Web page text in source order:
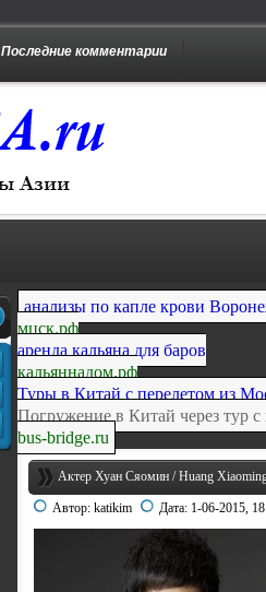
Последние комментарии
анализы по капле крови
мцск.рф
аренда кальяна для баров
кальяннадом.рф
Туры в Китай с перелетом из
Погружение в Китай через тур с
bus-bridge.ru
Актер Хуан Сяомин / Huang
Автор: katikim Дата: 1-06-2015,